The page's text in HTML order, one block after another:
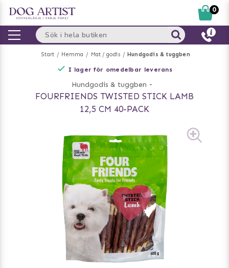
Start Hemma Mat / godis Hundgodis & tuggben
I lager för omedelbar leverans
Hundgodis & tuggben -
FOURFRIENDS TWISTED STICK LAMB
12,5 CM 40-PACK
0